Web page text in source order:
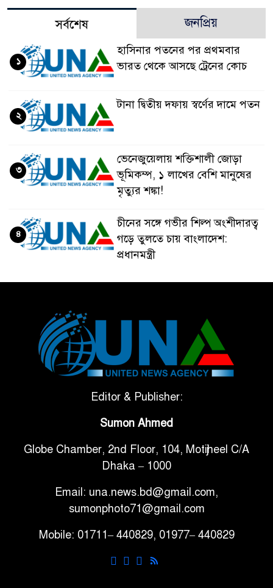
সর্বশেষ জনপ্রিয়
হাসিনার পতনের পর প্রথমবার
ভারত থেকে আসছে ট্রেনের কোচ
১
টানা দ্বিতীয় দফায় স্বর্ণের দামে পতন
২
ভেনেজুয়েলায় শক্তিশালী জোড়া
ভূমিকম্প, ১ লাখের বেশি মানুষের
মৃত্যুর শঙ্কা!
৩
চীনের সঙ্গে গভীর শিল্প অংশীদারত্ব
গড়ে তুলতে চায় বাংলাদেশ:
প্রধানমন্ত্রী
৪
টানা ৩ ম্যাচে গোল ভিনির, ইতিহাস
বলছে বিশ্বকাপ জিতবে ব্রাজিল
সরকারি ৩শ কেজি বই বিক্রির
গাড়ি বিক্রির পর মালিকানা
পরিবর্তনে কঠোর নির্দেশনা
আ.লীগ ও বিএনপির বিরুদ্ধে
নাহিদ
ঢাবিতে মাথায় কাঁঠাল পড়ে মালির
Editor & Publisher:
Sumon Ahmed
Globe Chamber, 2nd Floor, 104, Motijheel C/A
Dhaka – 1000
Email: una.news.bd@gmail.com,
sumonphoto71@gmail.com
Mobile: 01711– 440829, 01977– 440829